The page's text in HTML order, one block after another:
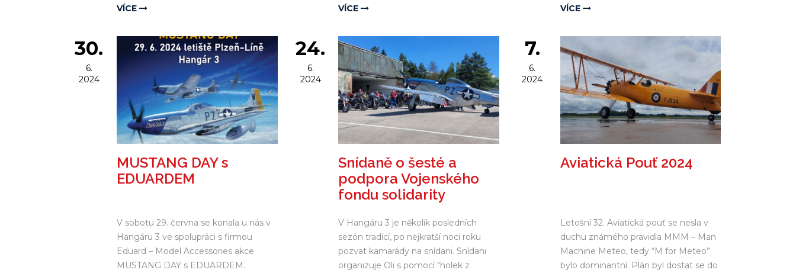
hostorii letiště a historii létání na
bylo to moc fajn!
VÍCE
Z finální části přeletu se nakonec stala
nikdy nefotili za letu.
VÍCE
leteckou techniku v Hangáru 3 a
proběhla letecká ukázka Mustangu.
Děkujeme za návštěvu
VÍCE
MUSTANG DAY s
EDUARDEM
V sobotu 29. června se konala u nás v
Hangáru 3 ve spolupráci s firmou
Eduard – Model Accessories akce
MUSTANG DAY s EDUARDEM.
30.
6.
2024
Snídaně o šesté a
podpora Vojenského
fondu solidarity
V Hangáru 3 je několik posledních
sezón tradicí, po nejkratší noci roku
pozvat kamarády na snídani. Snídani
organizuje Oli s pomocí “holek z
24.
6.
2024
Aviatická Pouť 2024
Letošní 32. Aviatická pouť se nesla v
duchu známého pravidla MMM – Man
Machine Meteo, tedy “M for Meteo”
bylo dominantní. Plán byl dostat se do
7.
6.
2024